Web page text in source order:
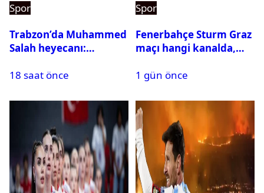
Spor
Trabzon’da Muhammed
Salah heyecanı:
tükeniyor
18 saat önce
Spor
Fenerbahçe Sturm Graz
maçı hangi kanalda,
1 gün önce